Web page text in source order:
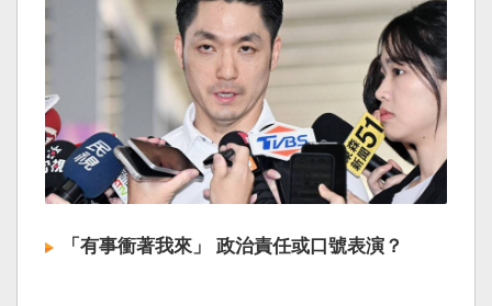
「有事衝著我來」 政治責任或口號表演？